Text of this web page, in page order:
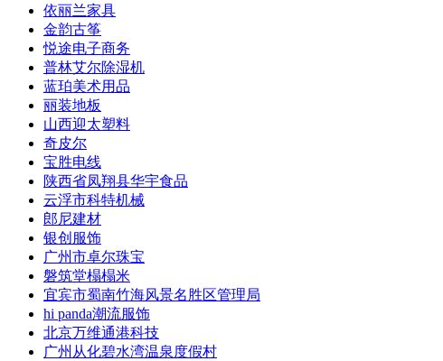
依丽兰家具
金韵古筝
悦途电子商务
普林艾尔除湿机
蓝珀美术用品
丽装地板
山西迎太塑料
奇皮尔
宝胜电线
陕西省凤翔县华宇食品
云浮市科特机械
郎尼建材
银创服饰
广州市卓尔珠宝
磐筑堂榻榻米
宜宾市蜀南竹海风景名胜区管理局
hi panda潮流服饰
北京万维通港科技
广州从化碧水湾温泉度假村